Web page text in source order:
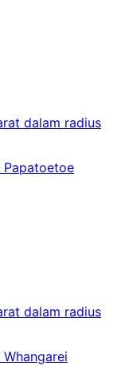
dalam radius
Papatoetoe
dalam radius